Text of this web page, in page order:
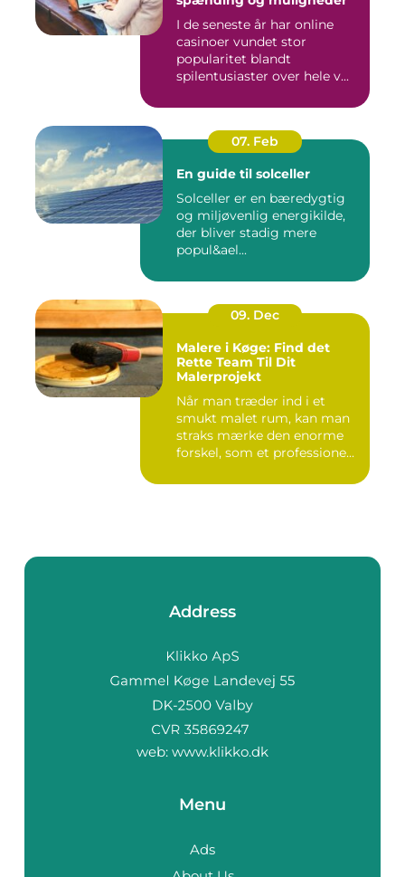
I de seneste år har online
casinoer vundet stor
popularitet blandt
spilentusiaster over hele v...
07. Feb
En guide til solceller
Solceller er en bæredygtig
og miljøvenlig energikilde,
der bliver stadig mere
popul&ael...
09. Dec
Malere i Køge: Find det
Rette Team Til Dit
Malerprojekt
Når man træder ind i et
smukt malet rum, kan man
straks mærke den enorme
forskel, som et professione...
Address
web: www.klikko.dk
Menu
Ads